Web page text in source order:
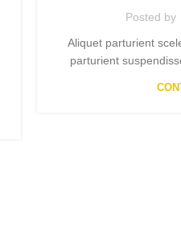
Posted by
Aliquet parturient
parturient